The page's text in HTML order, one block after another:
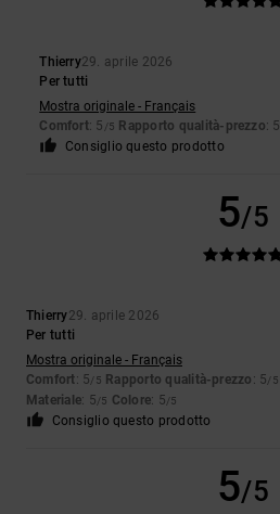
Thierry29. aprile 2026
Per tutti
Mostra originale - Français
Comfort: 5 /5 Rapporto qualità-prezzo: 5
Consiglio questo prodotto
5/5
Thierry29. aprile 2026
Per tutti
Mostra originale - Français
Comfort: 5/5 Rapporto qualità-prezzo : 5/5
Materiale: 5/5 Colore: 5/5
Consiglio questo prodotto
5/5